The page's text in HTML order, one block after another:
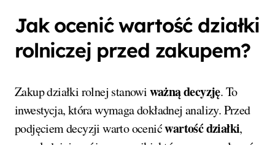
Jak ocenić wartość działki
rolniczej przed zakupem?
Zakup działki rolnej stanowiważną decyzję. To
inwestycja, która wymaga dokładnej analizy. Przed
podjęciem decyzji warto ocenićwartość działki,